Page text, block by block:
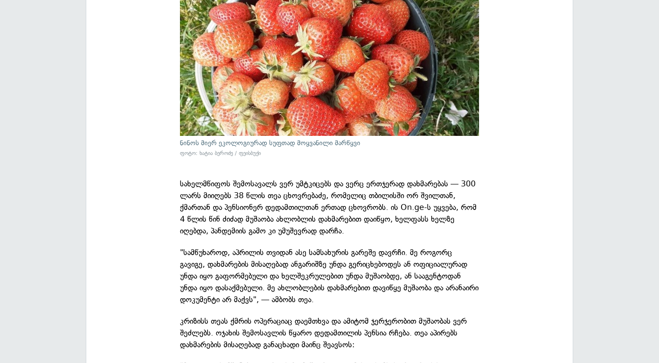
ნინოს მიერ ეკოლოგიურად სუფთად მოყვანილი მარწყვი
ფოტო: ხატია ბეროძე / ფეისბუქი
სახელმწიფოს შემოსავალს ვერ უმტკიცებს და ვერც ერთჯერად დახმარებას — 300
ლარს მიიღებს 38 წლის თეა ცხოვრებაძე, რომელიც თბილისში ორ შვილთან,
ქმართან და პენსიონერ დედამთილთან ერთად ცხოვრობს. ის On.ge-ს უყვება, რომ
4 წლის წინ ძიძად მუშაობა ახლობლის დახმარებით დაიწყო, ხელფასს ხელზე
იღებდა, პანდემიის გამო კი უმუშევრად დარჩა.
"სამწუხაროდ, აპრილის თვიდან ასე სამსახურის გარეშე დავრჩი. მე როგორც
გავიგე, დახმარების მისაღებად ანგარიშზე უნდა გერიცხებოდეს ან ოფიციალურად
უნდა იყო გაფორმებული და ხელშეკრულებით უნდა მუშაობდე, ან სააგენტოდან
უნდა იყო დასაქმებული. მე ახლობლების დახმარებით დავიწყე მუშაობა და არანაირი
დოკუმენტი არ მაქვს", — ამბობს თეა.
კრიზისს თეას ქმრის ოპერაციაც დაემთხვა და ამიტომ ჯერჯერობით მუშაობას ვერ
შეძლებს. ოჯახის შემოსავლის წყარო დედამთილის პენსია რჩება. თეა აპირებს
დახმარების მისაღებად განაცხადი მაინც შეავსოს: